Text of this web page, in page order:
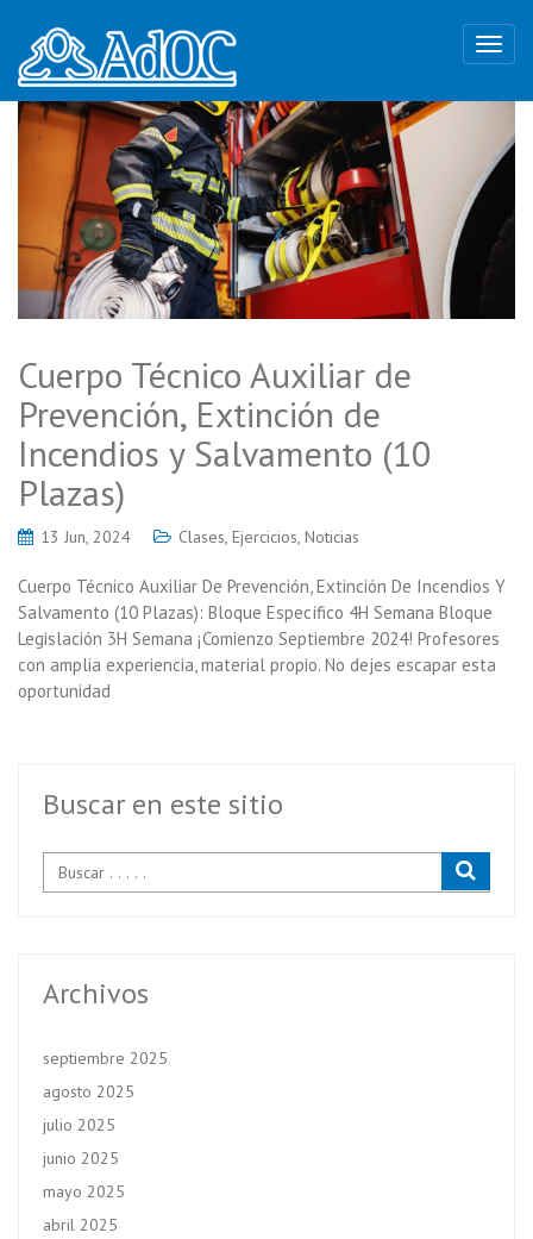
Cuerpo Técnico Auxiliar de
Prevención, Extinción de
Incendios y Salvamento (10
Plazas)
13 Jun, 2024 Clases, Ejercicios, Noticias
Cuerpo Técnico Auxiliar De Prevención, Extinción De Incendios Y
Salvamento (10 Plazas): Bloque Específico 4H Semana Bloque
Legislación 3H Semana ¡Comienzo Septiembre 2024! Profesores
con amplia experiencia, material propio. No dejes escapar esta
oportunidad
Buscar en este sitio
Archivos
septiembre 2025
agosto 2025
julio 2025
junio 2025
mayo 2025
abril 2025